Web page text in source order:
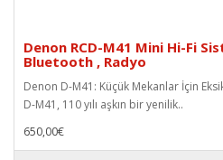
Denon RCD-M41 Mini Hi-Fi
Bluetooth , Radyo
Denon D-M41: Küçük Mekanlar İçin
D-M41, 110 yılı aşkın bir yenilik..
650,00€